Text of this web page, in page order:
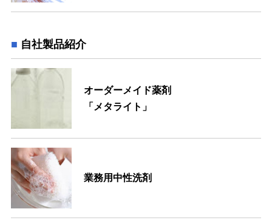
自社製品紹介
オーダーメイド薬剤
「メタライト」
業務用中性洗剤